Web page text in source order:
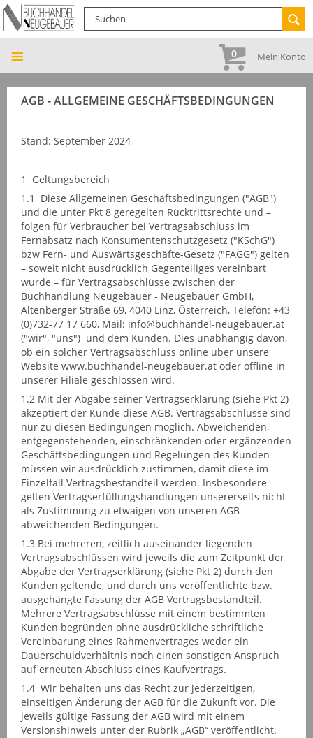
0 Mein Konto
AGB - ALLGEMEINE GESCHÄFTSBEDINGUNGEN
Stand: September 2024
1 Geltungsbereich
1.1 Diese Allgemeinen Geschäftsbedingungen ("AGB")
und die unter Pkt 8 geregelten Rücktrittsrechte und –
folgen für Verbraucher bei Vertragsabschluss im
Fernabsatz nach Konsumentenschutzgesetz ("KSchG")
bzw Fern- und Auswärtsgeschäfte-Gesetz ("FAGG") gelten
– soweit nicht ausdrücklich Gegenteiliges vereinbart
wurde – für Vertragsabschlüsse zwischen der
Buchhandlung Neugebauer - Neugebauer GmbH,
Altenberger Straße 69, 4040 Linz, Österreich, Telefon: +43
(0)732-77 17 660, Mail: info@buchhandel-neugebauer.at
("wir", "uns") und dem Kunden. Dies unabhängig davon,
ob ein solcher Vertragsabschluss online über unsere
Website www.buchhandel-neugebauer.at oder offline in
unserer Filiale geschlossen wird.
1.2 Mit der Abgabe seiner Vertragserklärung (siehe Pkt 2)
akzeptiert der Kunde diese AGB. Vertragsabschlüsse sind
nur zu diesen Bedingungen möglich. Abweichenden,
entgegenstehenden, einschränkenden oder ergänzenden
Geschäftsbedingungen und Regelungen des Kunden
müssen wir ausdrücklich zustimmen, damit diese im
Einzelfall Vertragsbestandteil werden. Insbesondere
gelten Vertragserfüllungshandlungen unsererseits nicht
als Zustimmung zu etwaigen von unseren AGB
abweichenden Bedingungen.
1.3 Bei mehreren, zeitlich auseinander liegenden
Vertragsabschlüssen wird jeweils die zum Zeitpunkt der
Abgabe der Vertragserklärung (siehe Pkt 2) durch den
Kunden geltende, und durch uns veröffentlichte bzw.
ausgehängte Fassung der AGB Vertragsbestandteil.
Mehrere Vertragsabschlüsse mit einem bestimmten
Kunden begründen ohne ausdrückliche schriftliche
Vereinbarung eines Rahmenvertrages weder ein
Dauerschuldverhältnis noch einen sonstigen Anspruch
auf erneuten Abschluss eines Kaufvertrags.
1.4 Wir behalten uns das Recht zur jederzeitigen,
einseitigen Änderung der AGB für die Zukunft vor. Die
jeweils gültige Fassung der AGB wird mit einem
Versionshinweis unter der Rubrik „AGB“ veröffentlicht.